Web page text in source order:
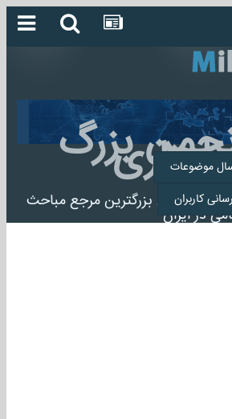
بزرگ
میلیتاری بزرگترین مرجع مباحث
در ایران
موضوعات
کاربران